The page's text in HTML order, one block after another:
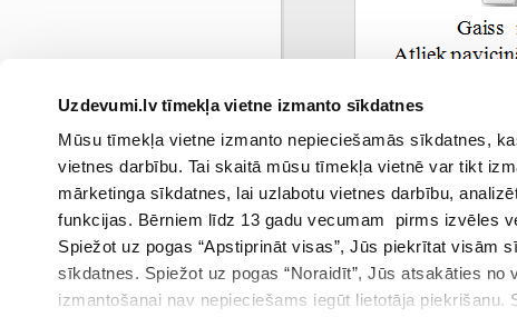
Uzdevumi.lv tīmekļa vietne izmanto sīkdatnes
Mūsu tīmekļa vietne izmanto nepieciešamās sīkdatnes,
vietnes darbību. Tai skaitā mūsu tīmekļa vietnē var tikt
mārketinga sīkdatnes, lai uzlabotu vietnes darbību,
funkcijas. Bērniem līdz 13 gadu vecumam pirms izvēles
Spiežot uz pogas “Apstiprināt visas”, Jūs piekrītat visām
sīkdatnes. Spiežot uz pogas “Noraidīt”, Jūs atsakāties
izmantošanai nav nepieciešams iegūt lietotāja
www.startit.lv